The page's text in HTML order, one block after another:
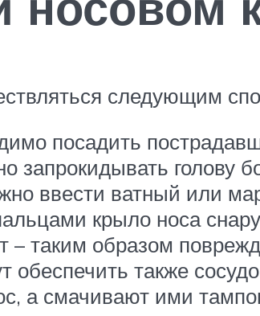
следующим
посадить
запрокидывать голову
ввести ватный или
крыло носа
таким образом
также
а смачивают ими